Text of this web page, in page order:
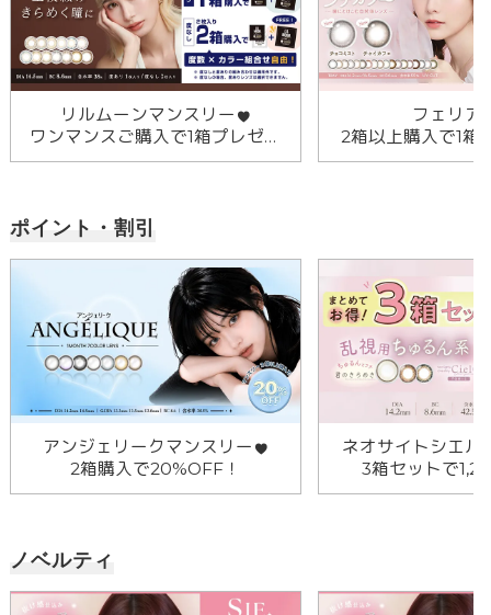
リルムーンマンスリー
ワンマンスご購入で1箱プレゼン
ト！
フェリア
2箱以上購入で1箱
ポイント・割引
アンジェリークマンスリー
2箱購入で20%OFF！
ネオサイトシエル
3箱セットで
ノベルティ